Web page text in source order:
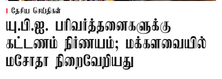
தேசிய செய்திகள்
யு.பி.ஐ. பரிவர்த்தனைகளுக்கு
கட்டணம் நிர்ணயம்; மக்களவையில்
மசோதா நிறைவேறியது